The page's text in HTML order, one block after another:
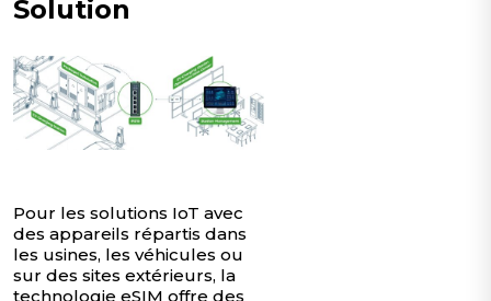
Solution
Pour les solutions IoT avec
des appareils répartis dans
les usines, les véhicules ou
sur des sites extérieurs, la
technologie eSIM offre des